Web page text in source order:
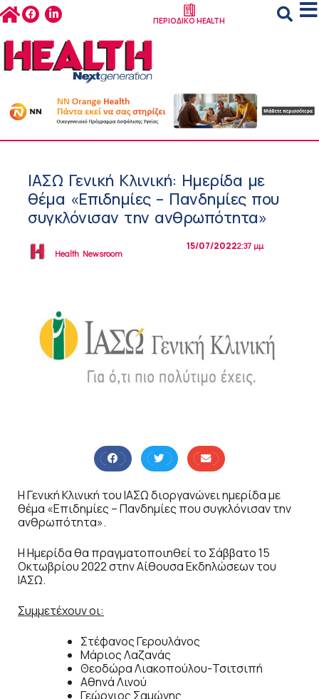
ΠΕΡΙΟΔΙΚΟ HEALTH
ΙΑΣΩ Γενική Κλινική: Ημερίδα με
θέμα «Επιδημίες – Πανδημίες που
συγκλόνισαν την ανθρωπότητα»
Health Newsroom
15/07/20222:37 μμ
Η Γενική Κλινική του ΙΑΣΩ διοργανώνει ημερίδα με
θέμα «Επιδημίες – Πανδημίες που συγκλόνισαν την
ανθρωπότητα».
Η Ημερίδα θα πραγματοποιηθεί το Σάββατο 15
Οκτωβρίου 2022 στην Αίθουσα Εκδηλώσεων του
ΙΑΣΩ.
Συμμετέχουν οι:
Στέφανος Γερουλάνος
Μάριος Λαζανάς
Θεοδώρα Λιακοπούλου-Τσιτσιπή
Αθηνά Λινού
Γεώργιος Σαμώνης